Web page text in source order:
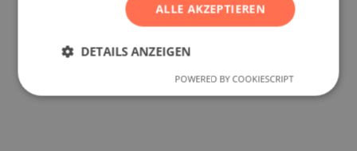
ALLE AKZEPTIEREN
DETAILS ANZEIGEN
POWERED BY COOKIESCRIPT